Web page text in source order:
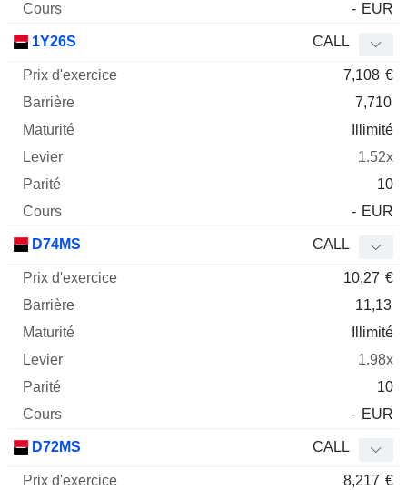
- EUR
1Y26S CALL
7,108 €
7,710
Illimité
1.52x
10
- EUR
D74MS CALL
10,27 €
11,13
Illimité
1.98x
10
- EUR
D72MS CALL
8,217 €